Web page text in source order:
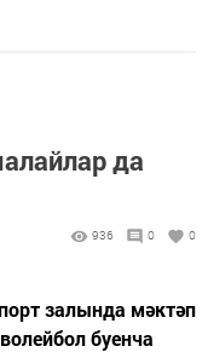
да
936 0 0
залында мәктәп
буенча